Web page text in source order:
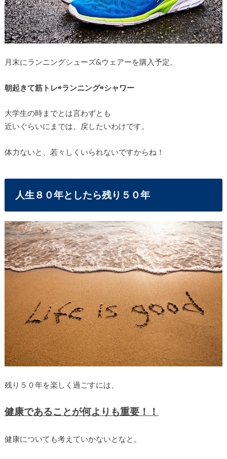
月末にランニングシューズ&ウェアーを購入予定。
朝起きて筋トレ⇨ランニング⇨シャワー
大学生の時までとは言わずとも
近いぐらいにまでは、戻したいわけです。
体力ないと、若々しくいられないですからね！
人生８０年としたら残り５０年
残り５０年を楽しく過ごすには、
健康であることが何よりも重要！！
健康についても考えていかないとなと。